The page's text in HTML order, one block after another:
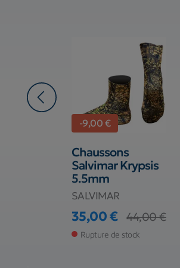
-9,00 €
Chaussons
Salvimar Krypsis
5.5mm
SALVIMAR
Prix
35,00 €
Prix de base
44,00 €
Rupture de stock